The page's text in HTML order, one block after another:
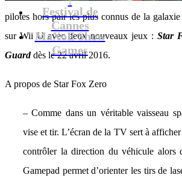
Festival de
Cannes
MaXoE Show
Games
pilotes hors pair les plus connus de la
sur Wii U avec deux nouveaux jeux : Star
Guarddès le 22 avril 2016.
A propos de Star Fox Zero
– Comme dans un véritable vaisseau
vise et tir. L’écran de la TV sert à
contrôler la direction du véhicule alors
Gamepad permet d’orienter les tirs de